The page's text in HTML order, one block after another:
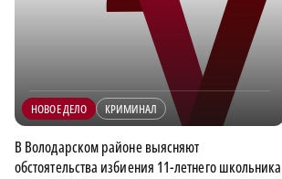
НОВОЕ ДЕЛО КРИМИНАЛ
В Володарском районе выясняют
обстоятельства избиения 11-летнего школьника